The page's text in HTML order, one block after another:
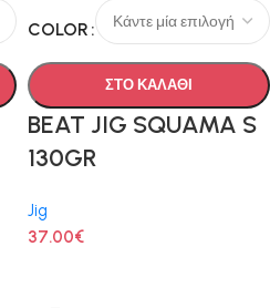
COLOR
ΣΤΟ ΚΑΛΑΘΙ
BEAT JIG SQUAMA S
130GR
Jig
37.00€